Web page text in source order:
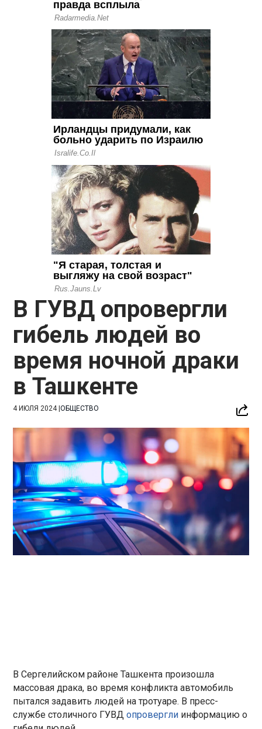
В ГУВД опровергли
гибель людей во
время ночной драки
в Ташкенте
4 ИЮЛЯ 2024|ОБЩЕСТВО
В Сергелийском районе Ташкента произошла
массовая драка, во время конфликта автомобиль
пытался задавить людей на тротуаре. В пресс-
службе столичного ГУВДопровергли информацию о